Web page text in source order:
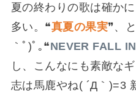
夏の終わりの歌は確か
多い。❝真夏の果実❞、
｀ﾟ)ﾟ｡❝NEVER FALL
し、こんなにも素敵な
志は馬鹿やね( ´Д｀)=3